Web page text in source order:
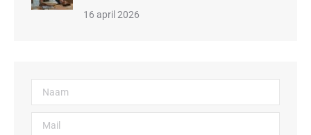
16 april 2026